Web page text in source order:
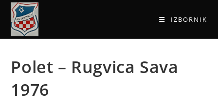
IZBORNIK
Polet – Rugvica Sava
1976